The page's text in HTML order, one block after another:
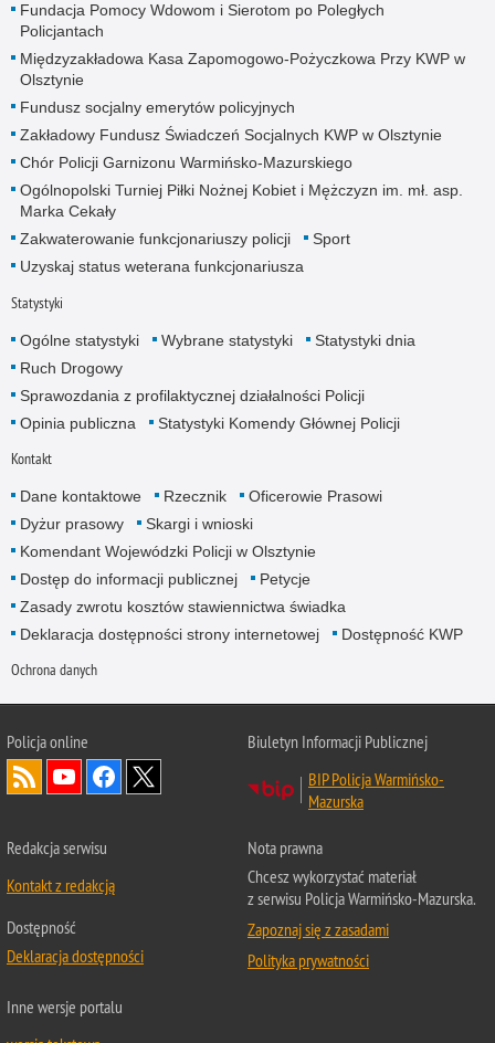
Fundacja Pomocy Wdowom i Sierotom po Poległych
Policjantach
Międzyzakładowa Kasa Zapomogowo-Pożyczkowa Przy KWP w
Olsztynie
Fundusz socjalny emerytów policyjnych
Zakładowy Fundusz Świadczeń Socjalnych KWP w Olsztynie
Chór Policji Garnizonu Warmińsko-Mazurskiego
Ogólnopolski Turniej Piłki Nożnej Kobiet i Mężczyzn im. mł. asp.
Marka Cekały
Zakwaterowanie funkcjonariuszy policji
Sport
Uzyskaj status weterana funkcjonariusza
Statystyki
Ogólne statystyki Wybrane statystyki
Statystyki dnia
Ruch Drogowy
Sprawozdania z profilaktycznej działalności Policji
Opinia publiczna
Statystyki Komendy Głównej Policji
Kontakt
Dane kontaktowe Rzecznik
Oficerowie Prasowi
Dyżur prasowy
Skargi i wnioski
Komendant Wojewódzki Policji w Olsztynie
Dostęp do informacji publicznej
Petycje
Zasady zwrotu kosztów stawiennictwa świadka
Deklaracja dostępności strony internetowej
Dostępność KWP
Ochrona danych
Policja online
Biuletyn Informacji Publicznej
BIP Policja Warmińsko-
Mazurska
Redakcja serwisu
Kontakt z redakcją
Dostępność
Deklaracja dostępności
Nota prawna
Chcesz wykorzystać materiał
z serwisu Policja Warmińsko-Mazurska.
Zapoznaj się z zasadami
Polityka prywatności
Inne wersje portalu